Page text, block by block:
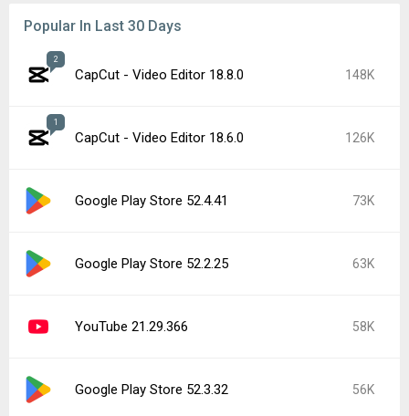
Popular In Last 30 Days
2
CapCut - Video Editor 18.8.0 148K
1
CapCut - Video Editor 18.6.0 126K
Google Play Store 52.4.41 73K
Google Play Store 52.2.25 63K
YouTube 21.29.366 58K
Google Play Store 52.3.32 56K